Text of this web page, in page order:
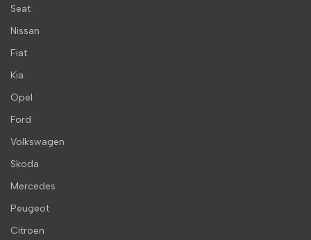
Seat
Nissan
Fiat
Kia
Opel
Ford
Volkswagen
Skoda
Mercedes
Peugeot
Citroen